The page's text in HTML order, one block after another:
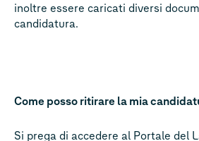
inoltre essere caricati diversi
candidatura.
Come posso ritirare la mia
Si prega di accedere al Portale del